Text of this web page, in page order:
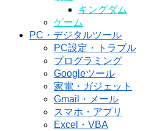
キングダム
ゲーム
PC・デジタルツール
PC設定・トラブル
プログラミング
Googleツール
家電・ガジェット
Gmail・メール
スマホ・アプリ
Excel・VBA